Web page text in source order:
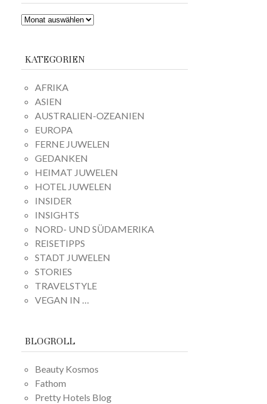
ARCHIV
KATEGORIEN
AFRIKA
ASIEN
AUSTRALIEN-OZEANIEN
EUROPA
FERNE JUWELEN
GEDANKEN
HEIMAT JUWELEN
HOTEL JUWELEN
INSIDER
INSIGHTS
NORD- UND SÜDAMERIKA
REISETIPPS
STADT JUWELEN
STORIES
TRAVELSTYLE
VEGAN IN …
BLOGROLL
Beauty Kosmos
Fathom
Pretty Hotels Blog